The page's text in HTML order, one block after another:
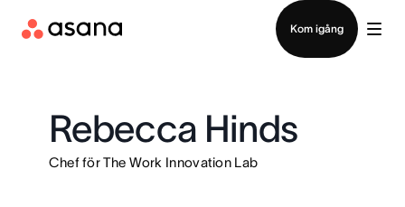
Kom igång
Rebecca Hinds
Chef för The Work Innovation Lab